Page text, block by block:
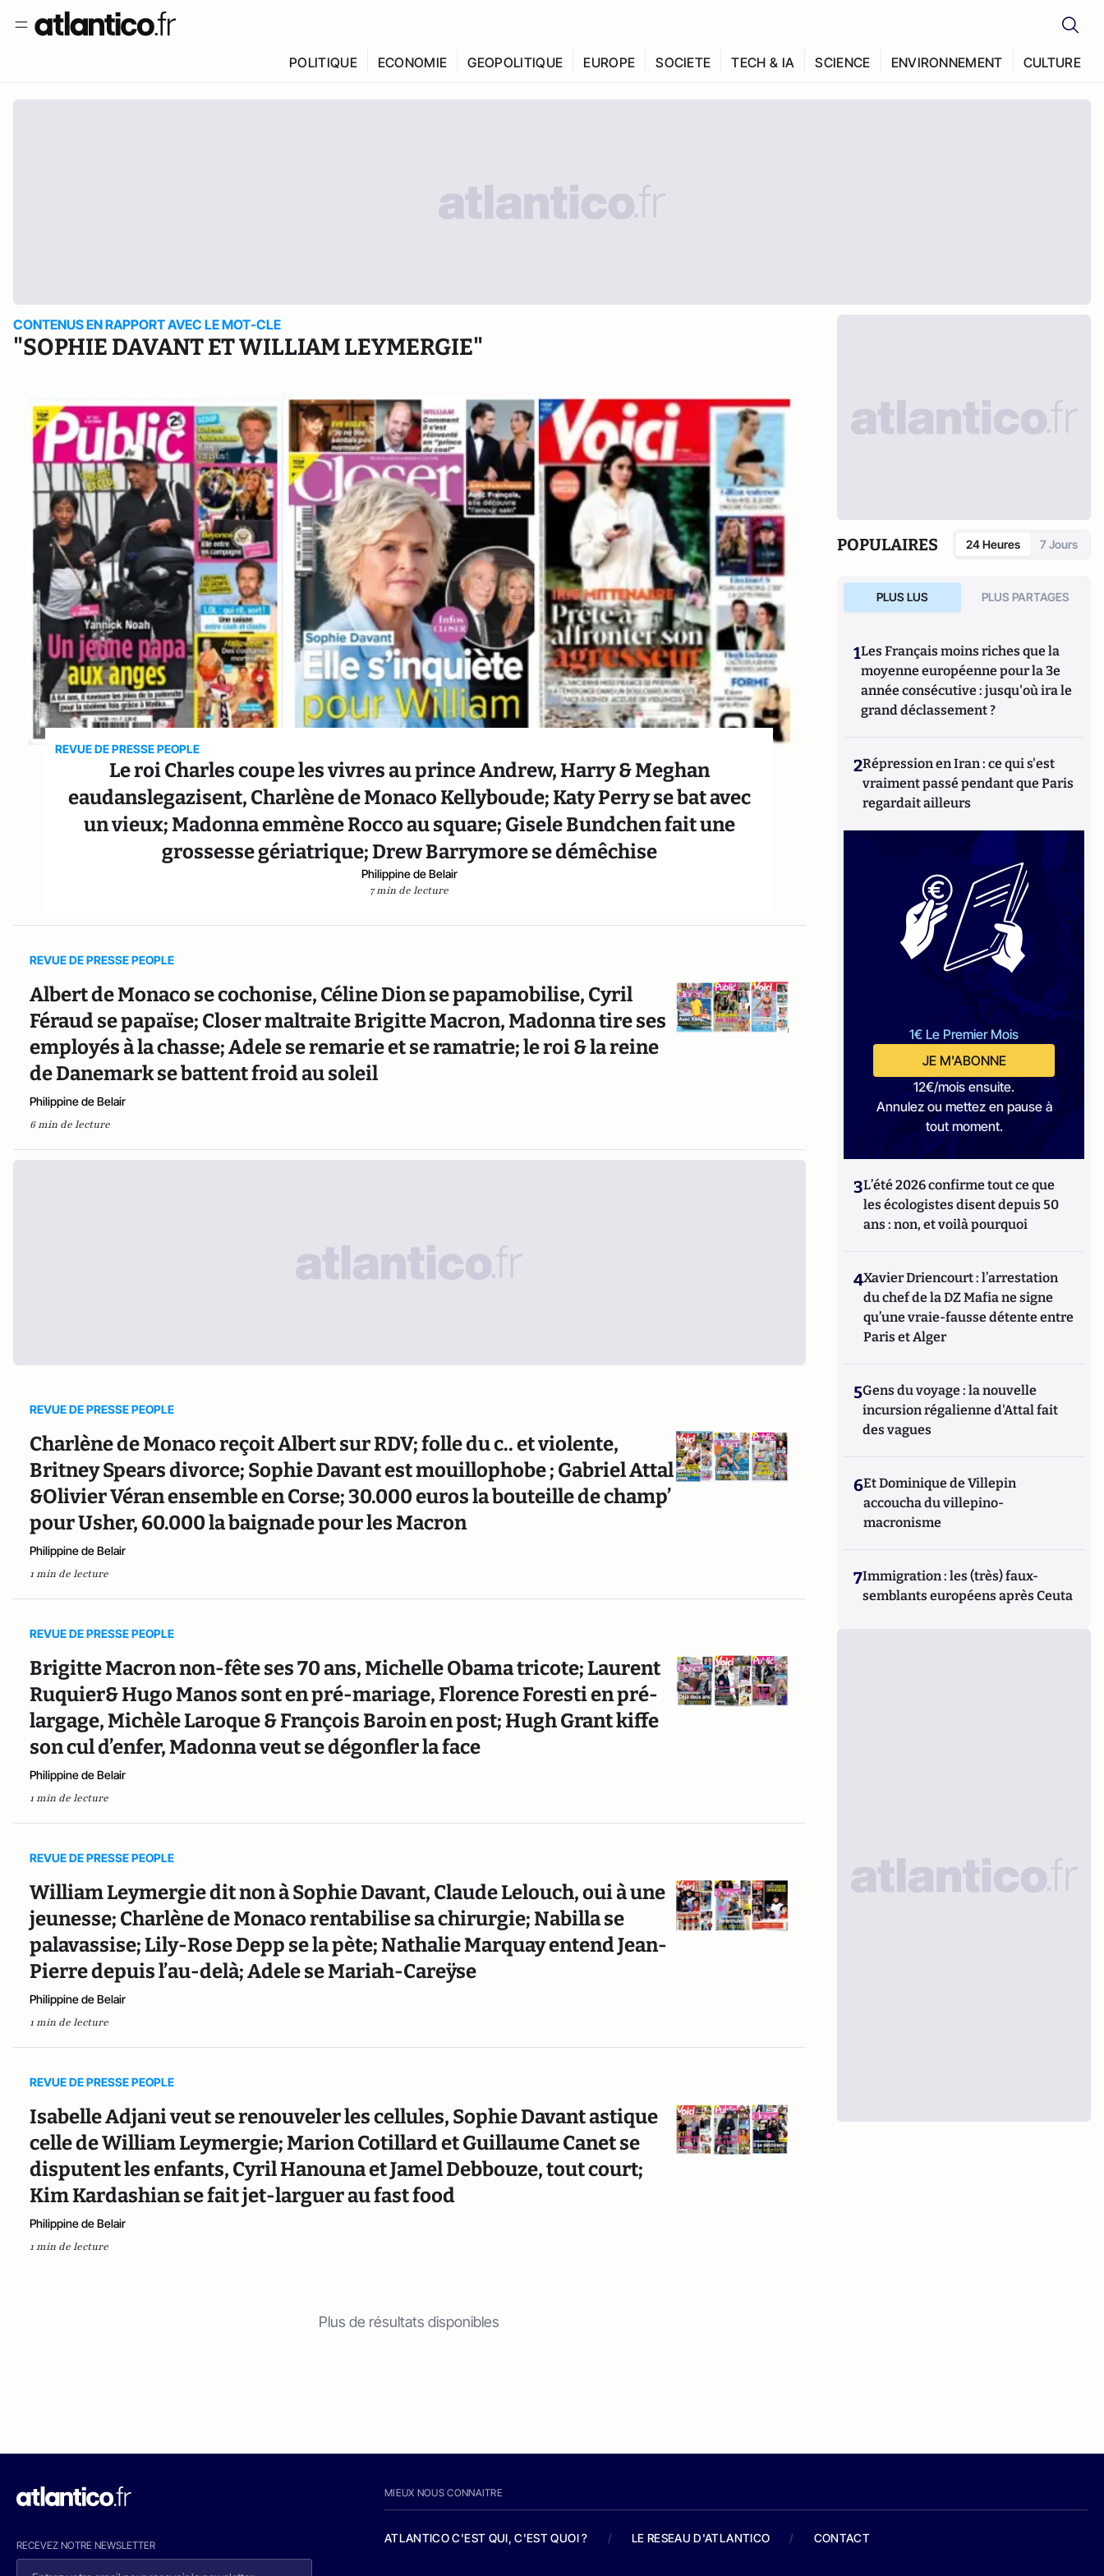
POLITIQUE ECONOMIE GEOPOLITIQUE EUROPE SOCIETE TECH & IA SCIENCE ENVIRONNEMENT CULTURE
CONTENUS EN RAPPORT AVEC LE MOT-CLE
"SOPHIE DAVANT ET WILLIAM LEYMERGIE"
REVUE DE PRESSE PEOPLE
Le roi Charles coupe les vivres au prince Andrew, Harry & Meghan
eaudanslegazisent, Charlène de Monaco Kellyboude; Katy Perry se bat avec
un vieux; Madonna emmène Rocco au square; Gisele Bundchen fait une
grossesse gériatrique; Drew Barrymore se démêchise
Philippine de Belair
7 min de lecture
REVUE DE PRESSE PEOPLE
Albert de Monaco se cochonise, Céline Dion se papamobilise, Cyril
Féraud se papaïse; Closer maltraite Brigitte Macron, Madonna tire ses
employés à la chasse; Adele se remarie et se ramatrie; le roi & la reine
de Danemark se battent froid au soleil
Philippine de Belair
6 min de lecture
REVUE DE PRESSE PEOPLE
Charlène de Monaco reçoit Albert sur RDV; folle du c.. et violente,
Britney Spears divorce; Sophie Davant est mouillophobe ; Gabriel Attal
&Olivier Véran ensemble en Corse; 30.000 euros la bouteille de champ’
pour Usher, 60.000 la baignade pour les Macron
Philippine de Belair
1 min de lecture
REVUE DE PRESSE PEOPLE
Brigitte Macron non-fête ses 70 ans, Michelle Obama tricote; Laurent
Ruquier& Hugo Manos sont en pré-mariage, Florence Foresti en pré-
largage, Michèle Laroque & François Baroin en post; Hugh Grant kiffe
son cul d’enfer, Madonna veut se dégonfler la face
Philippine de Belair
1 min de lecture
REVUE DE PRESSE PEOPLE
William Leymergie dit non à Sophie Davant, Claude Lelouch, oui à une
jeunesse; Charlène de Monaco rentabilise sa chirurgie; Nabilla se
palavassise; Lily-Rose Depp se la pète; Nathalie Marquay entend Jean-
Pierre depuis l’au-delà; Adele se Mariah-Careÿse
Philippine de Belair
1 min de lecture
REVUE DE PRESSE PEOPLE
Isabelle Adjani veut se renouveler les cellules, Sophie Davant astique
celle de William Leymergie; Marion Cotillard et Guillaume Canet se
disputent les enfants, Cyril Hanouna et Jamel Debbouze, tout court;
Kim Kardashian se fait jet-larguer au fast food
Philippine de Belair
1 min de lecture
Plus de résultats disponibles
POPULAIRES 24 Heures 7 Jours
PLUS LUS PLUS PARTAGES
1Les Français moins riches que la
moyenne européenne pour la 3e
année consécutive : jusqu'où ira le
grand déclassement ?
2Répression en Iran : ce qui s'est
vraiment passé pendant que Paris
regardait ailleurs
1€ Le Premier Mois
JE M'ABONNE
12€/mois ensuite.
Annulez ou mettez en pause à
tout moment.
3L’été 2026 confirme tout ce que
les écologistes disent depuis 50
ans : non, et voilà pourquoi
4Xavier Driencourt : l’arrestation
du chef de la DZ Mafia ne signe
qu’une vraie-fausse détente entre
Paris et Alger
5Gens du voyage : la nouvelle
incursion régalienne d'Attal fait
des vagues
6Et Dominique de Villepin
accoucha du villepino-
macronisme
7Immigration : les (très) faux-
semblants européens après Ceuta
RECEVEZ NOTRE NEWSLETTER
MIEUX NOUS CONNAITRE
ATLANTICO C'EST QUI, C'EST QUOI ? / LE RESEAU D'ATLANTICO / CONTACT